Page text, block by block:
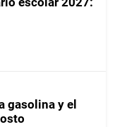
gasolina y el